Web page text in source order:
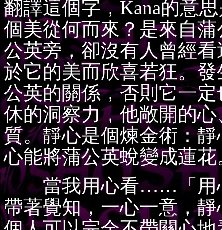
翻譯這個字，Kana的意
個美從何而來？是來自
公英旁，卻沒有人曾經
於它的美而欣喜若狂。
公英的關係，否則它一
休的洞察力，他敞開的
質。靜心是個煉金術：
心能將蒲公英蛻變成蓮花
當我用心看……「用心
帶著覺知，一心一意，